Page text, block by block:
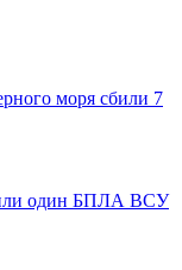
моря сбили 7
один БПЛА ВСУ